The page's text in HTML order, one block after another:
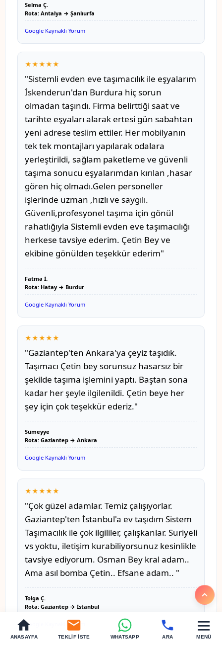
ANASAYFA TEKLIF İSTE WHATSAPP ARA MENÜ
Selma Ç.
Rota: Antalya → Şanlıurfa
Google Kaynaklı Yorum
★★★★★
"Sistemli evden eve taşımacılık ile eşyalarım
İskenderun'dan Burdura hiç sorun
olmadan taşındı. Firma belirttiği saat ve
tarihte eşyaları alarak ertesi gün sabahtan
yeni adrese teslim ettiler. Her mobilyanın
tek tek montajları yapılarak odalara
yerleştirildi, sağlam paketleme ve güvenli
taşıma sonucu eşyalarımdan kırılan ,hasar
gören hiç olmadı.Gelen personeller
işlerinde uzman ,hızlı ve saygılı.
Güvenli,profesyonel taşıma için gönül
rahatlığıyla Sistemli evden eve taşımacılığı
herkese tavsiye ederim. Çetin Bey ve
ekibine gönülden teşekkür ederim"
Fatma İ.
Rota: Hatay → Burdur
Google Kaynaklı Yorum
★★★★★
"Gaziantep'ten Ankara'ya çeyiz taşıdık.
Taşımacı Çetin bey sorunsuz hasarsız bir
şekilde taşıma işlemini yaptı. Baştan sona
kadar her şeyle ilgilenildi. Çetin beye her
şey için çok teşekkür ederiz."
Sümeyye
Rota: Gaziantep → Ankara
Google Kaynaklı Yorum
★★★★★
"Çok güzel adamlar. Temiz çalışıyorlar.
Gaziantep'ten İstanbul'a ev taşıdım Sistem
Taşımacılık ile çok ilgililer, çalışkanlar. Suriyeli
vs yoktu, iletişim kurabiliyorsunuz kesinlikle
tavsiye ediyorum. Osman Bey kral adam..
Ama asıl bomba Çetin.. Efsane adam.. "
Tolga Ç.
Rota: Gaziantep → İstanbul
Google Kaynaklı Yorum